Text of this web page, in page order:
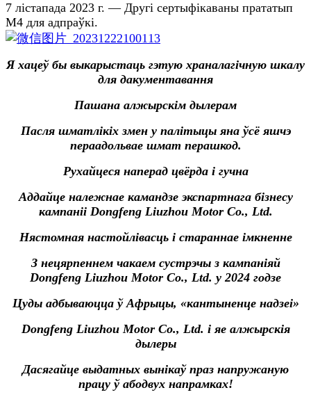
7 лістапада 2023 г. — Другі сертыфікаваны прататып
M4 для адпраўкі.
Я хацеў бы выкарыстаць гэтую храналагічную шкалу
для дакументавання
Пашана алжырскім дылерам
Пасля шматлікіх змен у палітыцы яна ўсё яшчэ
пераадольвае шмат перашкод.
Рухайцеся наперад цвёрда і гучна
Аддайце належнае камандзе экспартнага бізнесу
кампаніі Dongfeng Liuzhou Motor Co., Ltd.
Нястомная настойлівасць і стараннае імкненне
З нецярпеннем чакаем сустрэчы з кампаніяй
Dongfeng Liuzhou Motor Co., Ltd. у 2024 годзе
Цуды адбываюцца ў Афрыцы, «кантыненце надзеі»
Dongfeng Liuzhou Motor Co., Ltd. і яе алжырскія
дылеры
Дасягайце выдатных вынікаў праз напружаную
працу ў абодвух напрамках!